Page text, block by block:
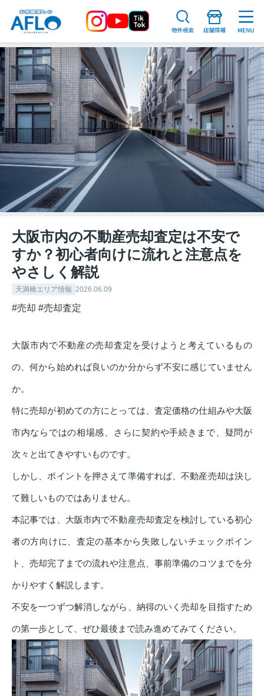
大阪市内の不動産売却査定は不安で
すか？初心者向けに流れと注意点を
やさしく解説
天満橋エリア情報 2026.06.09
#売却 #売却査定
大阪市内で不動産の売却査定を受けようと考えているもの
の、何から始めれば良いのか分からず不安に感じていません
か。
特に売却が初めての方にとっては、査定価格の仕組みや大阪
市内ならではの相場感、さらに契約や手続きまで、疑問が
次々と出てきやすいものです。
しかし、ポイントを押さえて準備すれば、不動産売却は決し
て難しいものではありません。
本記事では、大阪市内で不動産売却査定を検討している初心
者の方向けに、査定の基本から失敗しないチェックポイン
ト、売却完了までの流れや注意点、事前準備のコツまでを分
かりやすく解説します。
不安を一つずつ解消しながら、納得のいく売却を目指すため
の第一歩として、ぜひ最後まで読み進めてみてください。